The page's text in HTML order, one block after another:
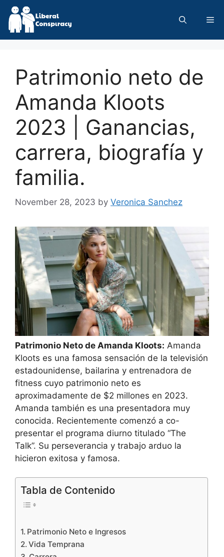
Skip
content
Patrimonio neto de
Amanda Kloots
2023 | Ganancias,
carrera, biografía y
familia.
November 28, 2023 by Veronica Sanchez
Patrimonio Neto de Amanda Kloots: Amanda
Kloots es una famosa sensación de la televisión
estadounidense, bailarina y entrenadora de
fitness cuyo patrimonio neto es
aproximadamente de $2 millones en 2023.
Amanda también es una presentadora muy
conocida. Recientemente comenzó a co-
presentar el programa diurno titulado “The
Talk”. Su perseverancia y trabajo arduo la
hicieron exitosa y famosa.
Tabla de Contenido
Patrimonio Neto e Ingresos
Vida Temprana